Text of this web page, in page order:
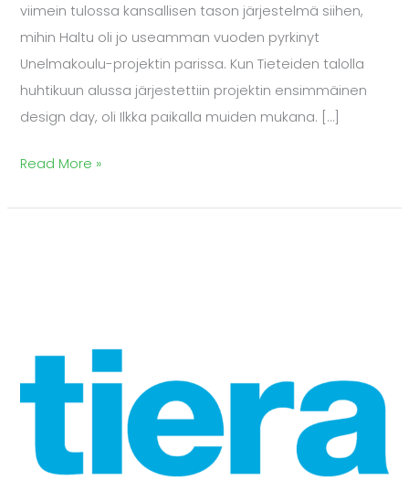
viimein tulossa kansallisen tason järjestelmä siihen,
mihin Haltu oli jo useamman vuoden pyrkinyt
Unelmakoulu-projektin parissa. Kun Tieteiden talolla
huhtikuun alussa järjestettiin projektin ensimmäinen
design day, oli Ilkka paikalla muiden mukana. […]
Read More »
yhteistyönä